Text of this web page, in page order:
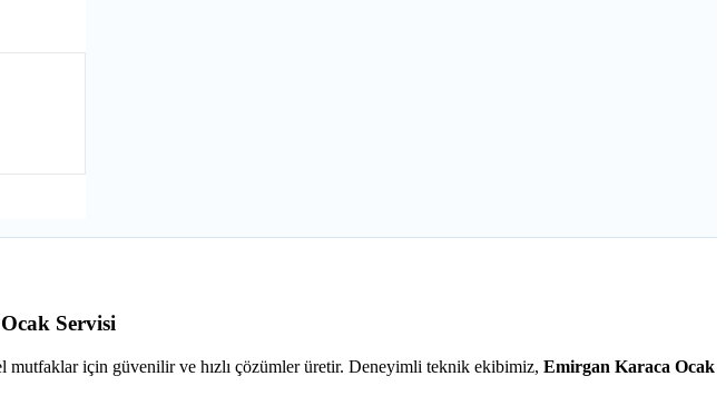
Servisi
mutfaklar için güvenilir ve hızlı çözümler üretir. Deneyimli teknik ekibimiz, Emirgan Karaca Ocak